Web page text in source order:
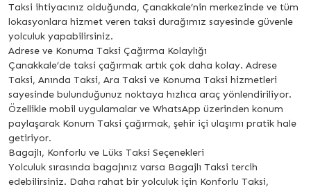
Taksi ihtiyacınız olduğunda, Çanakkale’nin merkezinde ve tüm
lokasyonlara hizmet veren taksi durağımız sayesinde güvenle
yolculuk yapabilirsiniz.
Adrese ve Konuma Taksi Çağırma Kolaylığı
Çanakkale’de taksi çağırmak artık çok daha kolay. Adrese
Taksi, Anında Taksi, Ara Taksi ve Konuma Taksi hizmetleri
sayesinde bulunduğunuz noktaya hızlıca araç yönlendiriliyor.
Özellikle mobil uygulamalar ve WhatsApp üzerinden konum
paylaşarak Konum Taksi çağırmak, şehir içi ulaşımı pratik hale
getiriyor.
Bagajlı, Konforlu ve Lüks Taksi Seçenekleri
Yolculuk sırasında bagajınız varsa Bagajlı Taksi tercih
edebilirsiniz. Daha rahat bir yolculuk için Konforlu Taksi,